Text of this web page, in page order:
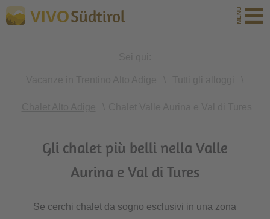
VIVOSüdtirol
Gli chalet più belli nella Valle
Aurina e Val di Tures
Se cerchi chalet da sogno esclusivi in una zona